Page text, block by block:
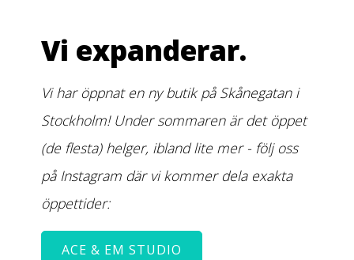
Vi expanderar.
Vi har öppnat en ny butik på Skånegatan i
Stockholm! Under sommaren är det öppet
(de flesta) helger, ibland lite mer - följ oss
på Instagram där vi kommer dela exakta
öppettider:
ACE & EM STUDIO